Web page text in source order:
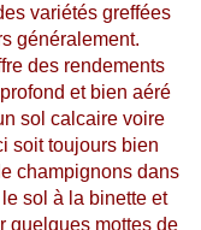
variétés greffées
généralement.
des rendements
et bien aéré
sol calcaire voire
soit toujours bien
champignons dans
sol à la binette et
quelques mottes de